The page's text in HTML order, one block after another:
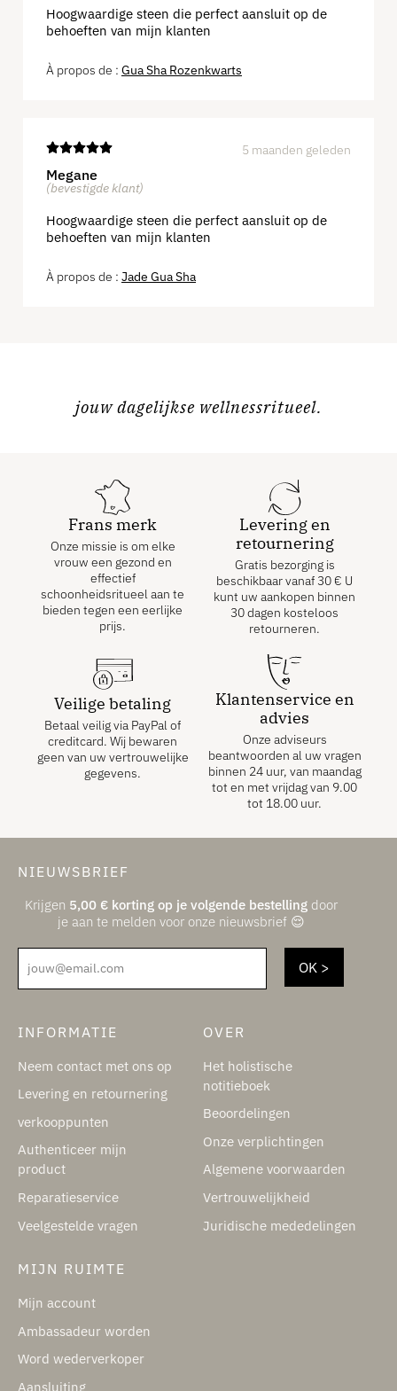
Hoogwaardige steen die perfect aansluit op de
behoeften van mijn klanten
Gua Sha Rozenkwarts
Megane
(bevestigde klant)
Hoogwaardige steen die perfect aansluit op de
behoeften van mijn klanten
5 maanden geleden
Jade Gua Sha
jouw dagelijkse wellnessritueel.
Frans merk
Onze missie is om elke
vrouw een gezond en
effectief
schoonheidsritueel aan te
bieden tegen een eerlijke
prijs.
Levering en
retournering
Gratis bezorging is
beschikbaar vanaf 30 € U
kunt uw aankopen binnen
30 dagen kosteloos
retourneren.
Veilige betaling
Betaal veilig via PayPal of
creditcard. Wij bewaren
geen van uw vertrouwelijke
gegevens.
Klantenservice en
advies
Onze adviseurs
beantwoorden al uw vragen
binnen 24 uur, van maandag
tot en met vrijdag van 9.00
tot 18.00 uur.
NIEUWSBRIEF
Krijgen 5,00 €korting op je volgende bestellingdoor
je aan te melden voor onze nieuwsbrief 😌
jouw@email.com
INFORMATIE
Neem contact met ons op
Levering en retournering
verkooppunten
Authenticeer mijn
product
Reparatieservice
Veelgestelde vragen
OVER
Het holistische
notitieboek
Beoordelingen
Onze verplichtingen
Algemene voorwaarden
Vertrouwelijkheid
Juridische mededelingen
MIJN RUIMTE
Mijn account
Ambassadeur worden
Word wederverkoper
Aansluiting